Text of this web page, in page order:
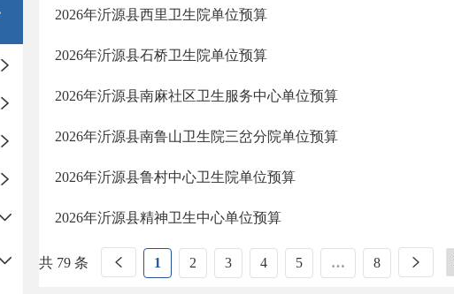
2026年沂源县西里卫生院单位预算
2026年沂源县石桥卫生院单位预算
2026年沂源县南麻社区卫生服务中心单位预算
2026年沂源县南鲁山卫生院三岔分院单位预算
2026年沂源县鲁村中心卫生院单位预算
2026年沂源县精神卫生中心单位预算
共 79 条 1 2 3 4 5 … 8